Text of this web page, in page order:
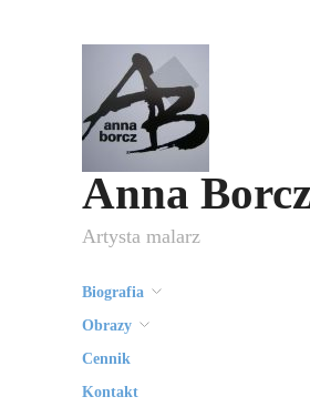
Anna
Artysta malarz
Biografia
Obrazy
Cennik
Kontakt